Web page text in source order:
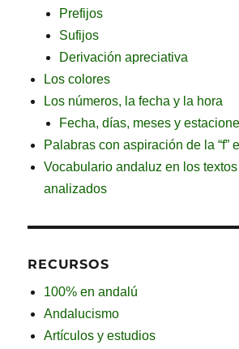
Prefijos
Sufijos
Derivación apreciativa
Los colores
Los números, la fecha y la hora
Fecha, días, meses y
Palabras con aspiración de la “f”
Vocabulario andaluz en los
analizados
RECURSOS
100% en andalú
Andalucismo
Artículos y estudios